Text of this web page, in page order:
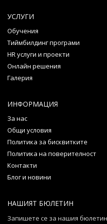
УСЛУГИ
Обучения
Тиймбилдинг програми
HR услуги и проекти
Онлайн решения
Галерия
ИНФОРМАЦИЯ
За нас
Общи условия
Политика за бисквитките
Политика на поверителност
Контакти
Блог и новини
НАШИЯТ БЮЛЕТИН
Запишете се за нашия